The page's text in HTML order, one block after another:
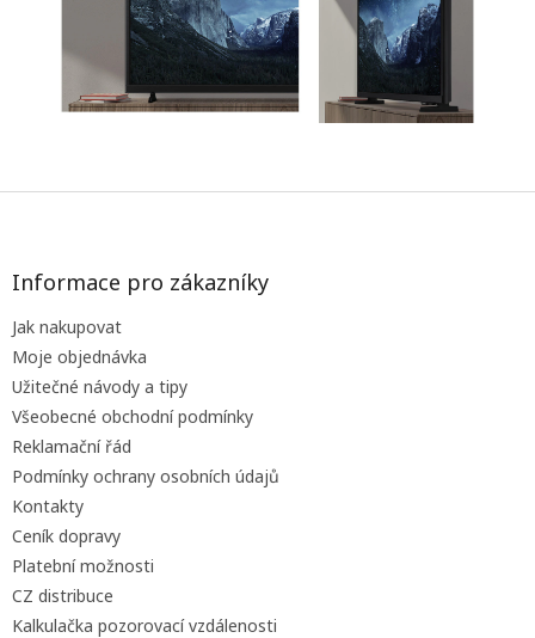
Z
Informace pro zákazníky
Jak nakupovat
Moje objednávka
Užitečné návody a tipy
Všeobecné obchodní podmínky
Reklamační řád
Podmínky ochrany osobních údajů
Kontakty
Ceník dopravy
Platební možnosti
CZ distribuce
Kalkulačka pozorovací vzdálenosti